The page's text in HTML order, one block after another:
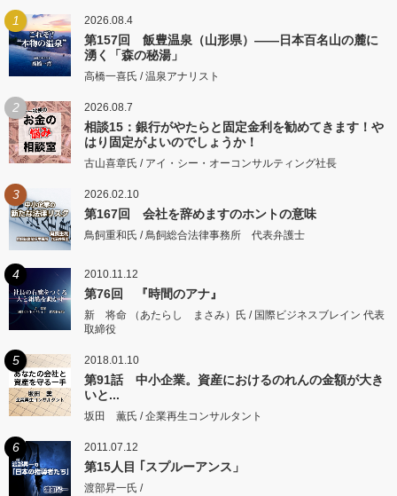
1 2026.08.4
第157回 飯豊温泉（山形県）――日本百名山の麓に
湧く「森の秘湯」
高橋一喜氏 / 温泉アナリスト
2 2026.08.7
相談15：銀行がやたらと固定金利を勧めてきます！や
はり固定がよいのでしょうか！
古山喜章氏 / アイ・シー・オーコンサルティング社長
3 2026.02.10
第167回 会社を辞めますのホントの意味
鳥飼重和氏 / 鳥飼総合法律事務所 代表弁護士
4 2010.11.12
第76回 『時間のアナ』
新 将命 （あたらし まさみ）氏 / 国際ビジネスブレイン 代表
取締役
5 2018.01.10
第91話 中小企業。資産におけるのれんの金額が大き
いと...
坂田 薫氏 / 企業再生コンサルタント
6 2011.07.12
第15人目 ｢スプルーアンス」
渡部昇一氏 /